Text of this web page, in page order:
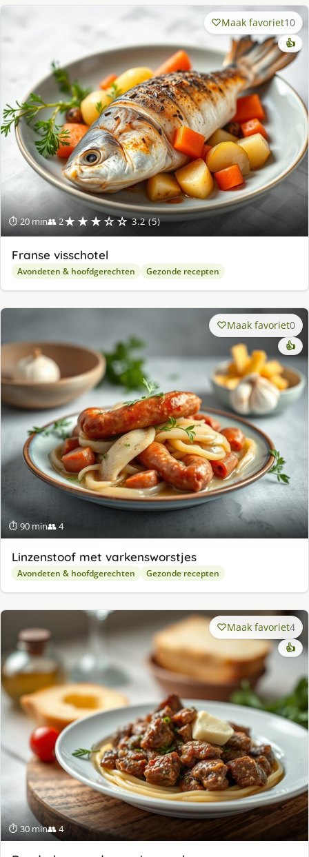
⏱ 20 min👥 2★★★☆☆ 3.2 (5)
Maak favoriet10
👍
Franse visschotel
Avondeten & hoofdgerechten Gezonde recepten
⏱ 90 min👥 4
Maak favoriet0
👍
Linzenstoof met varkensworstjes
Avondeten & hoofdgerechten Gezonde recepten
⏱ 30 min👥 4
Maak favoriet4
👍